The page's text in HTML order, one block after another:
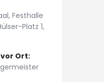
Festhalle
Platz 1,
Ort: